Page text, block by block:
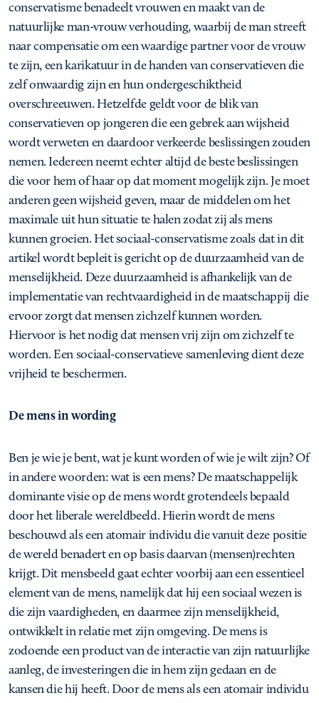
conservatisme benadeelt vrouwen en maakt van de
natuurlijke man-vrouw verhouding, waarbij de man streeft
naar compensatie om een waardige partner voor de vrouw
te zijn, een karikatuur in de handen van conservatieven die
zelf onwaardig zijn en hun ondergeschiktheid
overschreeuwen. Hetzelfde geldt voor de blik van
conservatieven op jongeren die een gebrek aan wijsheid
wordt verweten en daardoor verkeerde beslissingen zouden
nemen. Iedereen neemt echter altijd de beste beslissingen
die voor hem of haar op dat moment mogelijk zijn. Je moet
anderen geen wijsheid geven, maar de middelen om het
maximale uit hun situatie te halen zodat zij als mens
kunnen groeien. Het sociaal-conservatisme zoals dat in dit
artikel wordt bepleit is gericht op de duurzaamheid van de
menselijkheid. Deze duurzaamheid is afhankelijk van de
implementatie van rechtvaardigheid in de maatschappij die
ervoor zorgt dat mensen zichzelf kunnen worden.
Hiervoor is het nodig dat mensen vrij zijn om zichzelf te
worden. Een sociaal-conservatieve samenleving dient deze
vrijheid te beschermen.
De mens in wording
Ben je wie je bent, wat je kunt worden of wie je wilt zijn? Of
in andere woorden: wat is een mens? De maatschappelijk
dominante visie op de mens wordt grotendeels bepaald
door het liberale wereldbeeld. Hierin wordt de mens
beschouwd als een atomair individu die vanuit deze positie
de wereld benadert en op basis daarvan (mensen)rechten
krijgt. Dit mensbeeld gaat echter voorbij aan een essentieel
element van de mens, namelijk dat hij een sociaal wezen is
die zijn vaardigheden, en daarmee zijn menselijkheid,
ontwikkelt in relatie met zijn omgeving. De mens is
zodoende een product van de interactie van zijn natuurlijke
aanleg, de investeringen die in hem zijn gedaan en de
kansen die hij heeft. Door de mens als een atomair individu